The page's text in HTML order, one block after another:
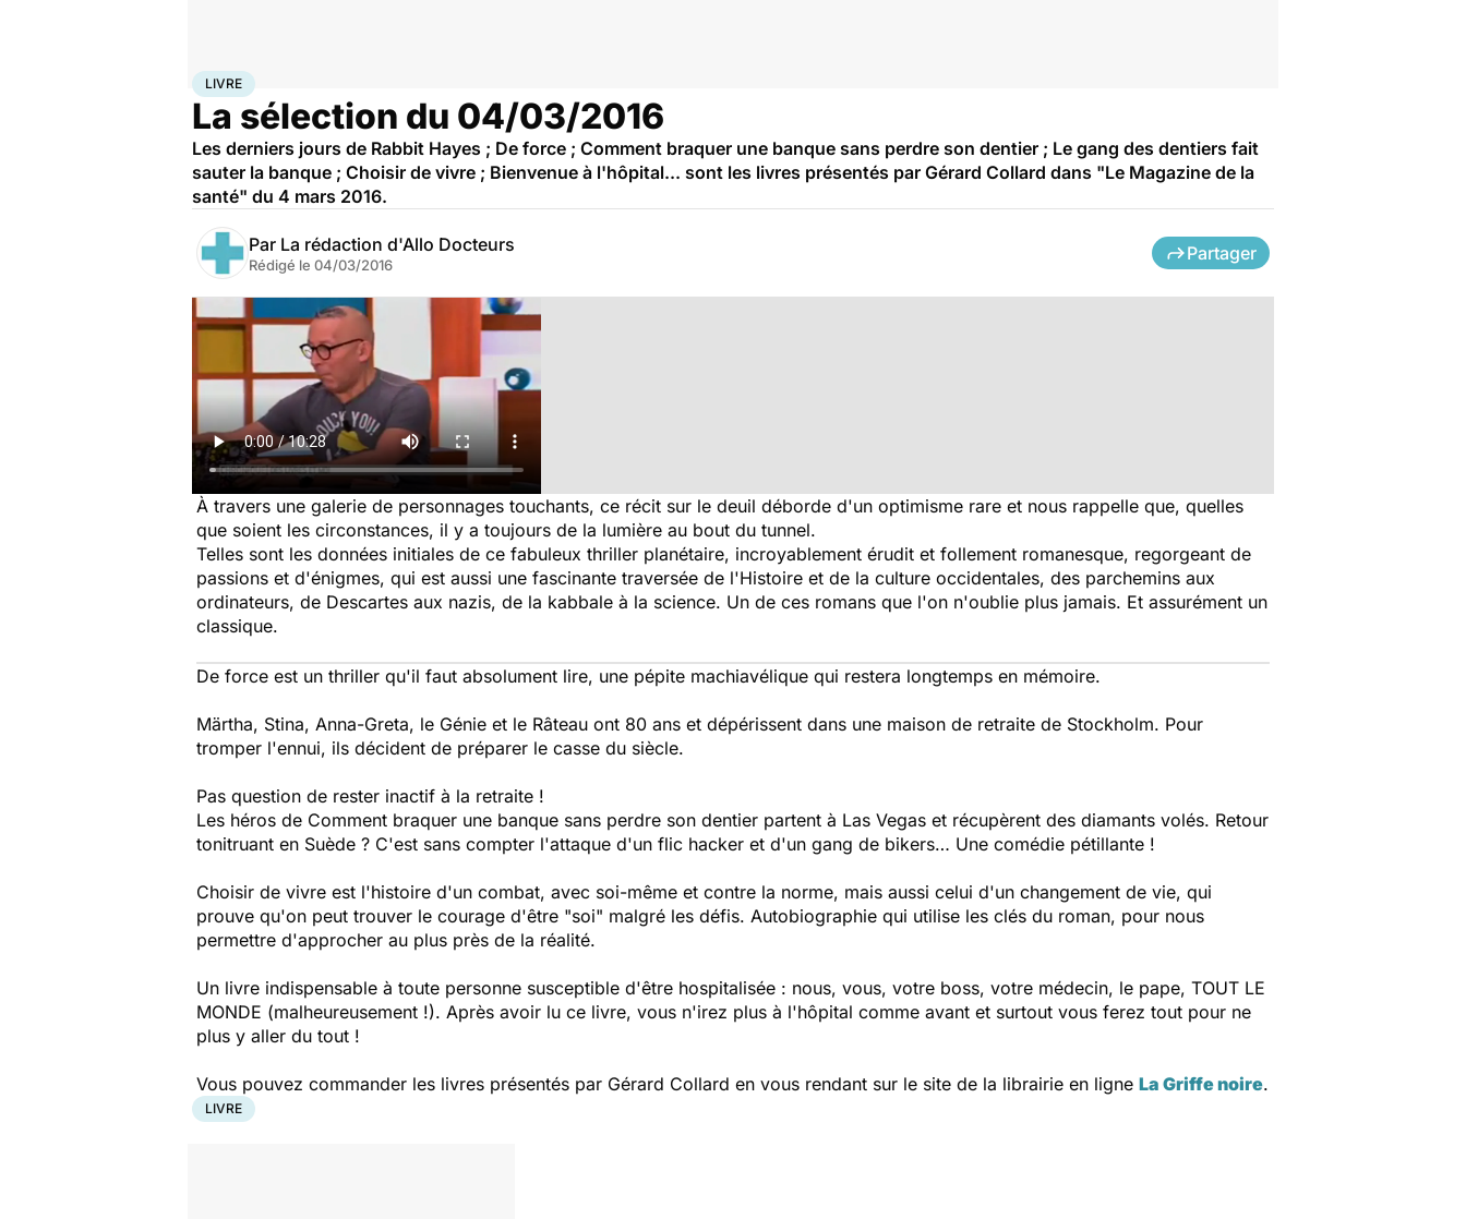
AccueilSanté
LIVRE
La sélection du 04/03/2016
Les derniers jours de Rabbit Hayes ; De force ; Comment braquer une banque sans perdre son dentier ; Le gang des dentiers fait
sauter la banque ; Choisir de vivre ; Bienvenue à l'hôpital... sont les livres présentés par Gérard Collard dans "Le Magazine de la
santé" du 4 mars 2016.
Par La rédaction d'Allo Docteurs
Rédigé le 04/03/2016
Partager
À travers une galerie de personnages touchants, ce récit sur le deuil déborde d'un optimisme rare et nous rappelle que, quelles
que soient les circonstances, il y a toujours de la lumière au bout du tunnel.
Telles sont les données initiales de ce fabuleux thriller planétaire, incroyablement érudit et follement romanesque, regorgeant de
passions et d'énigmes, qui est aussi une fascinante traversée de l'Histoire et de la culture occidentales, des parchemins aux
ordinateurs, de Descartes aux nazis, de la kabbale à la science. Un de ces romans que l'on n'oublie plus jamais. Et assurément un
classique.
De force est un thriller qu'il faut absolument lire, une pépite machiavélique qui restera longtemps en mémoire.
Märtha, Stina, Anna-Greta, le Génie et le Râteau ont 80 ans et dépérissent dans une maison de retraite de Stockholm. Pour
tromper l'ennui, ils décident de préparer le casse du siècle.
Pas question de rester inactif à la retraite !
Les héros de Comment braquer une banque sans perdre son dentier partent à Las Vegas et récupèrent des diamants volés. Retour
tonitruant en Suède ? C'est sans compter l'attaque d'un flic hacker et d'un gang de bikers… Une comédie pétillante !
Choisir de vivre est l'histoire d'un combat, avec soi-même et contre la norme, mais aussi celui d'un changement de vie, qui
prouve qu'on peut trouver le courage d'être "soi" malgré les défis. Autobiographie qui utilise les clés du roman, pour nous
permettre d'approcher au plus près de la réalité.
Un livre indispensable à toute personne susceptible d'être hospitalisée : nous, vous, votre boss, votre médecin, le pape, TOUT LE
MONDE (malheureusement !). Après avoir lu ce livre, vous n'irez plus à l'hôpital comme avant et surtout vous ferez tout pour ne
plus y aller du tout !
Vous pouvez commander les livres présentés par Gérard Collard en vous rendant sur le site de la librairie en ligne La Griffe noire.
LIVRE